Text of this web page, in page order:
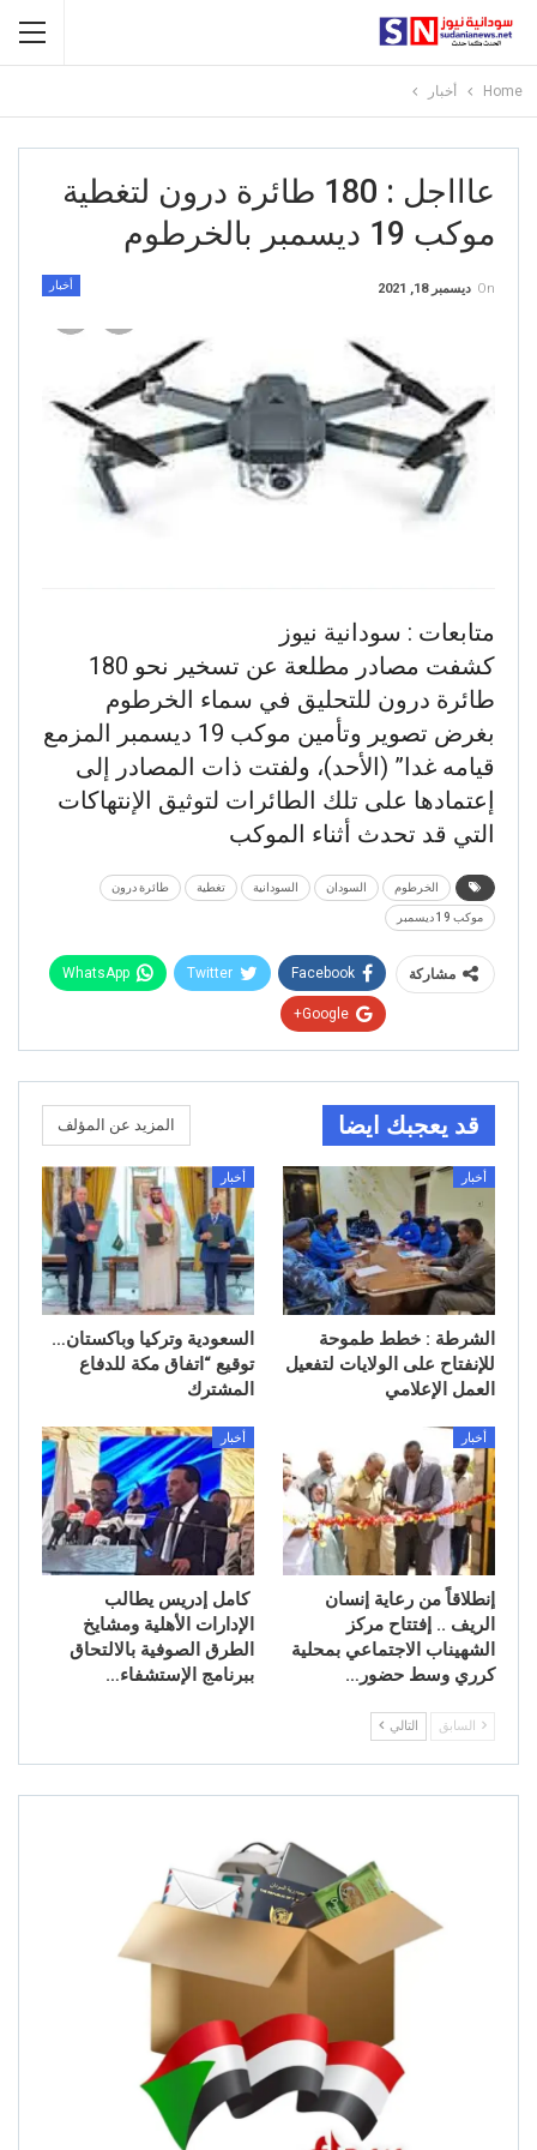
Home أخبار
عاااجل : 180 طائرة درون لتغطية
موكب 19 ديسمبر بالخرطوم
أخبار On ديسمبر 18, 2021
متابعات : سودانية نيوز
كشفت مصادر مطلعة عن تسخير نحو 180
طائرة درون للتحليق في سماء الخرطوم
بغرض تصوير وتأمين موكب 19 ديسمبر المزمع
قيامه غدا” (الأحد)، ولفتت ذات المصادر إلى
إعتمادها على تلك الطائرات لتوثيق الإنتهاكات
التي قد تحدث أثناء الموكب
الخرطوم السودان السودانية تغطية طائرة درون
موكب 19 ديسمبر
مشاركة Facebook
Twitter
WhatsApp
Google+
قد يعجبك ايضا المزيد عن المؤلف
أخبار
الشرطة : خطط طموحة
للإنفتاح على الولايات لتفعيل
العمل الإعلامي
أخبار
السعودية وتركيا وباكستان…
توقيع “اتفاق مكة للدفاع
المشترك
أخبار
إنطلاقاً من رعاية إنسان
الريف .. إفتتاح مركز
الشهيناب الاجتماعي بمحلية
كرري وسط حضور…
أخبار
كامل إدريس يطالب
الإدارات الأهلية ومشايخ
الطرق الصوفية بالالتحاق
ببرنامج الإستشفاء…
السابق التالي